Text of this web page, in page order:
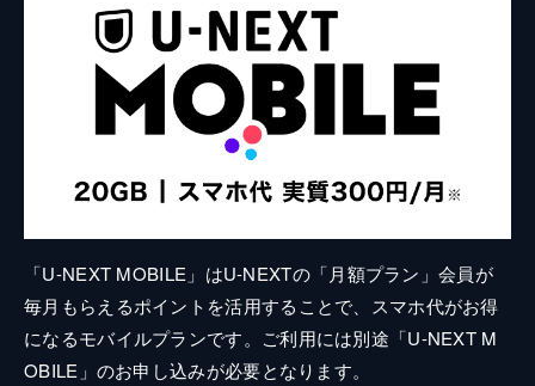
「U-NEXT MOBILE」はU-NEXTの「月額プラン」会員が
毎月もらえるポイントを活用することで、スマホ代がお得
になるモバイルプランです。ご利用には別途「U-NEXT M
OBILE」のお申し込みが必要となります。